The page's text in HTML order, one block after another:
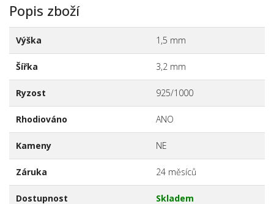
Popis zboží
Výška 1,5 mm
Šířka 3,2 mm
Ryzost 925/1000
Rhodiováno ANO
Kameny NE
Záruka 24 měsíců
Dostupnost Skladem